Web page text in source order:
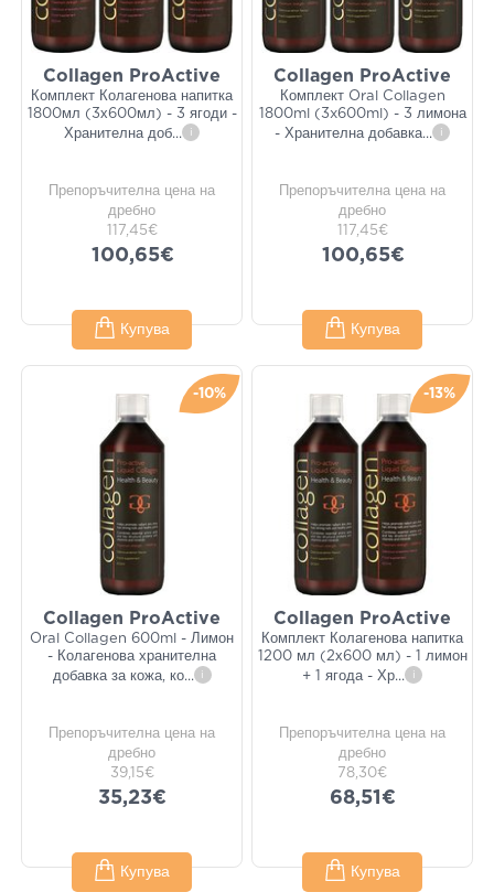
Collagen ProActive
Комплект Колагенова напитка
1800мл (3х600мл) - 3 ягоди -
Хранителна доб... i
Препоръчителна цена на
дребно
117,45€
100,65€
Купува
Collagen ProActive
Комплект Oral Collagen
1800ml (3x600ml) - 3 лимона
- Хранителна добавка... i
Препоръчителна цена на
дребно
117,45€
100,65€
Купува
-10%
Collagen ProActive
Oral Collagen 600ml - Лимон
- Колагенова хранителна
добавка за кожа, ко... i
Препоръчителна цена на
дребно
39,15€
35,23€
Купува
-13%
Collagen ProActive
Комплект Колагенова напитка
1200 мл (2х600 мл) - 1 лимон
+ 1 ягода - Хр... i
Препоръчителна цена на
дребно
78,30€
68,51€
Купува